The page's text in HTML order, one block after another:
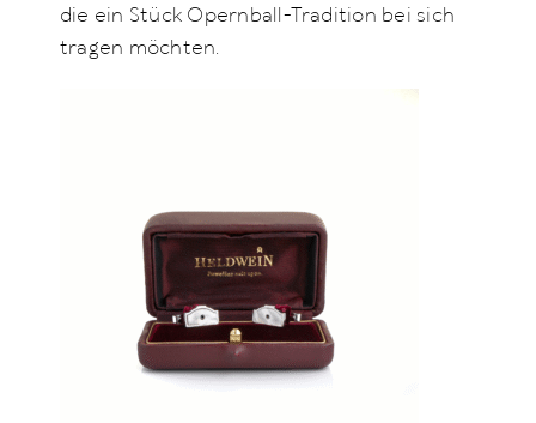
die ein Stück Opernball-Tradition bei sich
tragen möchten.